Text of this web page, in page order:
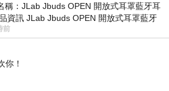
稱：JLab Jbuds OPEN 開放式耳罩藍牙耳
資訊 JLab Jbuds OPEN 開放式耳罩藍牙
語：非常有特色，值得喜愛美型工
前
你！